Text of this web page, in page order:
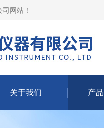
司网站 ！
关于我们 产